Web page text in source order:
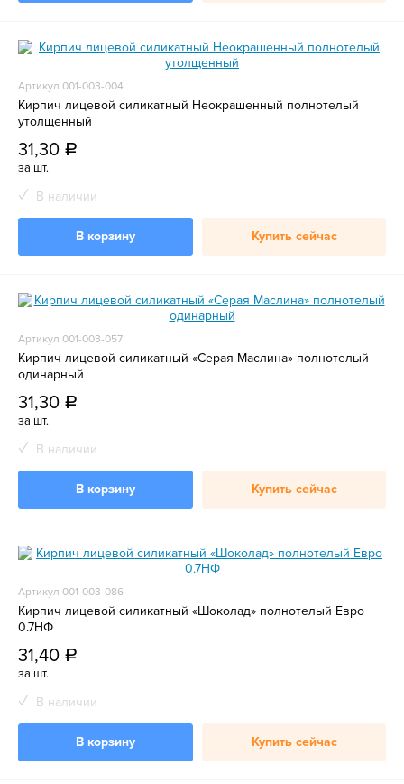
Артикул 001-003-004
Кирпич лицевой силикатный Неокрашенный полнотелый
утолщенный
31,30 a
за шт.
В наличии
В корзину Купить сейчас
Артикул 001-003-057
Кирпич лицевой силикатный «Серая Маслина» полнотелый
одинарный
31,30 a
за шт.
В наличии
В корзину Купить сейчас
Артикул 001-003-086
Кирпич лицевой силикатный «Шоколад» полнотелый Евро
0.7НФ
31,40 a
за шт.
В наличии
В корзину Купить сейчас